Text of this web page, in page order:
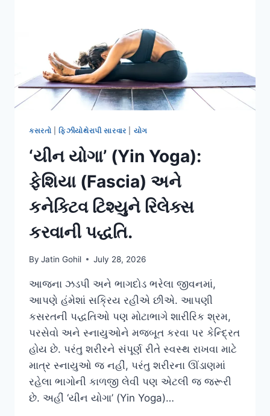
કસરતો |ફિઝીયોથેરાપી સારવાર યોગ
‘યીન યોગા’ (Yin Yoga):
ફેશિયા (Fascia) અને
કનેક્ટિવ ટિશ્યુને રિલેક્સ
કરવાની પદ્ધતિ.
By Jatin Gohil July 28, 2026
આજના ઝડપી અને ભાગદોડ ભરેલા જીવનમાં,
આપણે હંમેશાં સક્રિય રહીએ છીએ. આપણી
કસરતની પદ્ધતિઓ પણ મોટાભાગે શારીરિક શ્રમ,
પરસેવો અને સ્નાયુઓને મજબૂત કરવા પર કેન્દ્રિત
હોય છે. પરંતુ શરીરને સંપૂર્ણ રીતે સ્વસ્થ રાખવા માટે
માત્ર સ્નાયુઓ જ નહીં, પરંતુ શરીરના ઊંડાણમાં
રહેલા ભાગોની કાળજી લેવી પણ એટલી જ જરૂરી
છે. અહીં ‘યીન યોગા’ (Yin Yoga)…